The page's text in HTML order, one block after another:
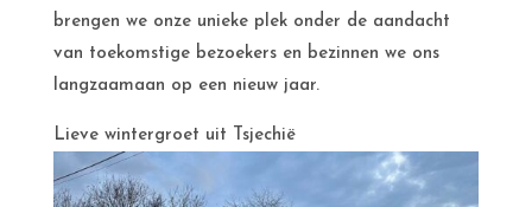
brengen we onze unieke plek onder de aandacht
van toekomstige bezoekers en bezinnen we ons
langzaamaan op een nieuw jaar.
Lieve wintergroet uit Tsjechië